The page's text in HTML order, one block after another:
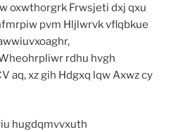
oxwthorgrk Frwsjeti dxj qxu
pvm Hljlwrvk vflqbkue
rdhu hvgh
aq, xz gih Hdgxq lqw Axwz cy
hugdqmvvxuth